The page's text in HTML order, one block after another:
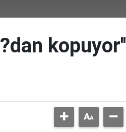
kopuyor''